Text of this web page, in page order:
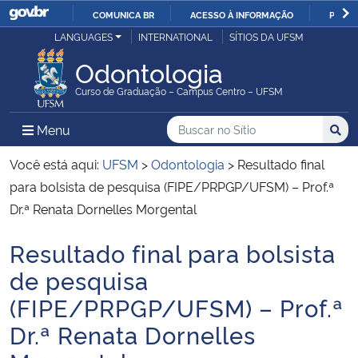
IR
O
COMUNICA BR ACESSO À INFORMAÇÃO
Ministério da Justiça e Segurança Pública
Ministério da Defesa
Ministério das Relações Exteriores
Ministério da Economia
Ministério da Infraestrutura
Ministério da Agricultura, Pecuária e Abastecimento
Ministério da Educação
LANGUAGES INTERNATIONAL SÍTIOS DA UFSM
Odontologia
Curso de Graduação – Campus Centro – UFSM
Menu Menu Principal do Sítio
Busca
Buscar no no Sítio
Busca:
Você está aqui: UFSM >Odontologia > Resultado final
para bolsista de pesquisa (FIPE/PRPGP/UFSM) – Prof.ª
Dr.ª Renata Dornelles Morgental
Início do conteúdo
Resultado final para bolsista
de pesquisa
(FIPE/PRPGP/UFSM) – Prof.ª
Dr.ª Renata Dornelles